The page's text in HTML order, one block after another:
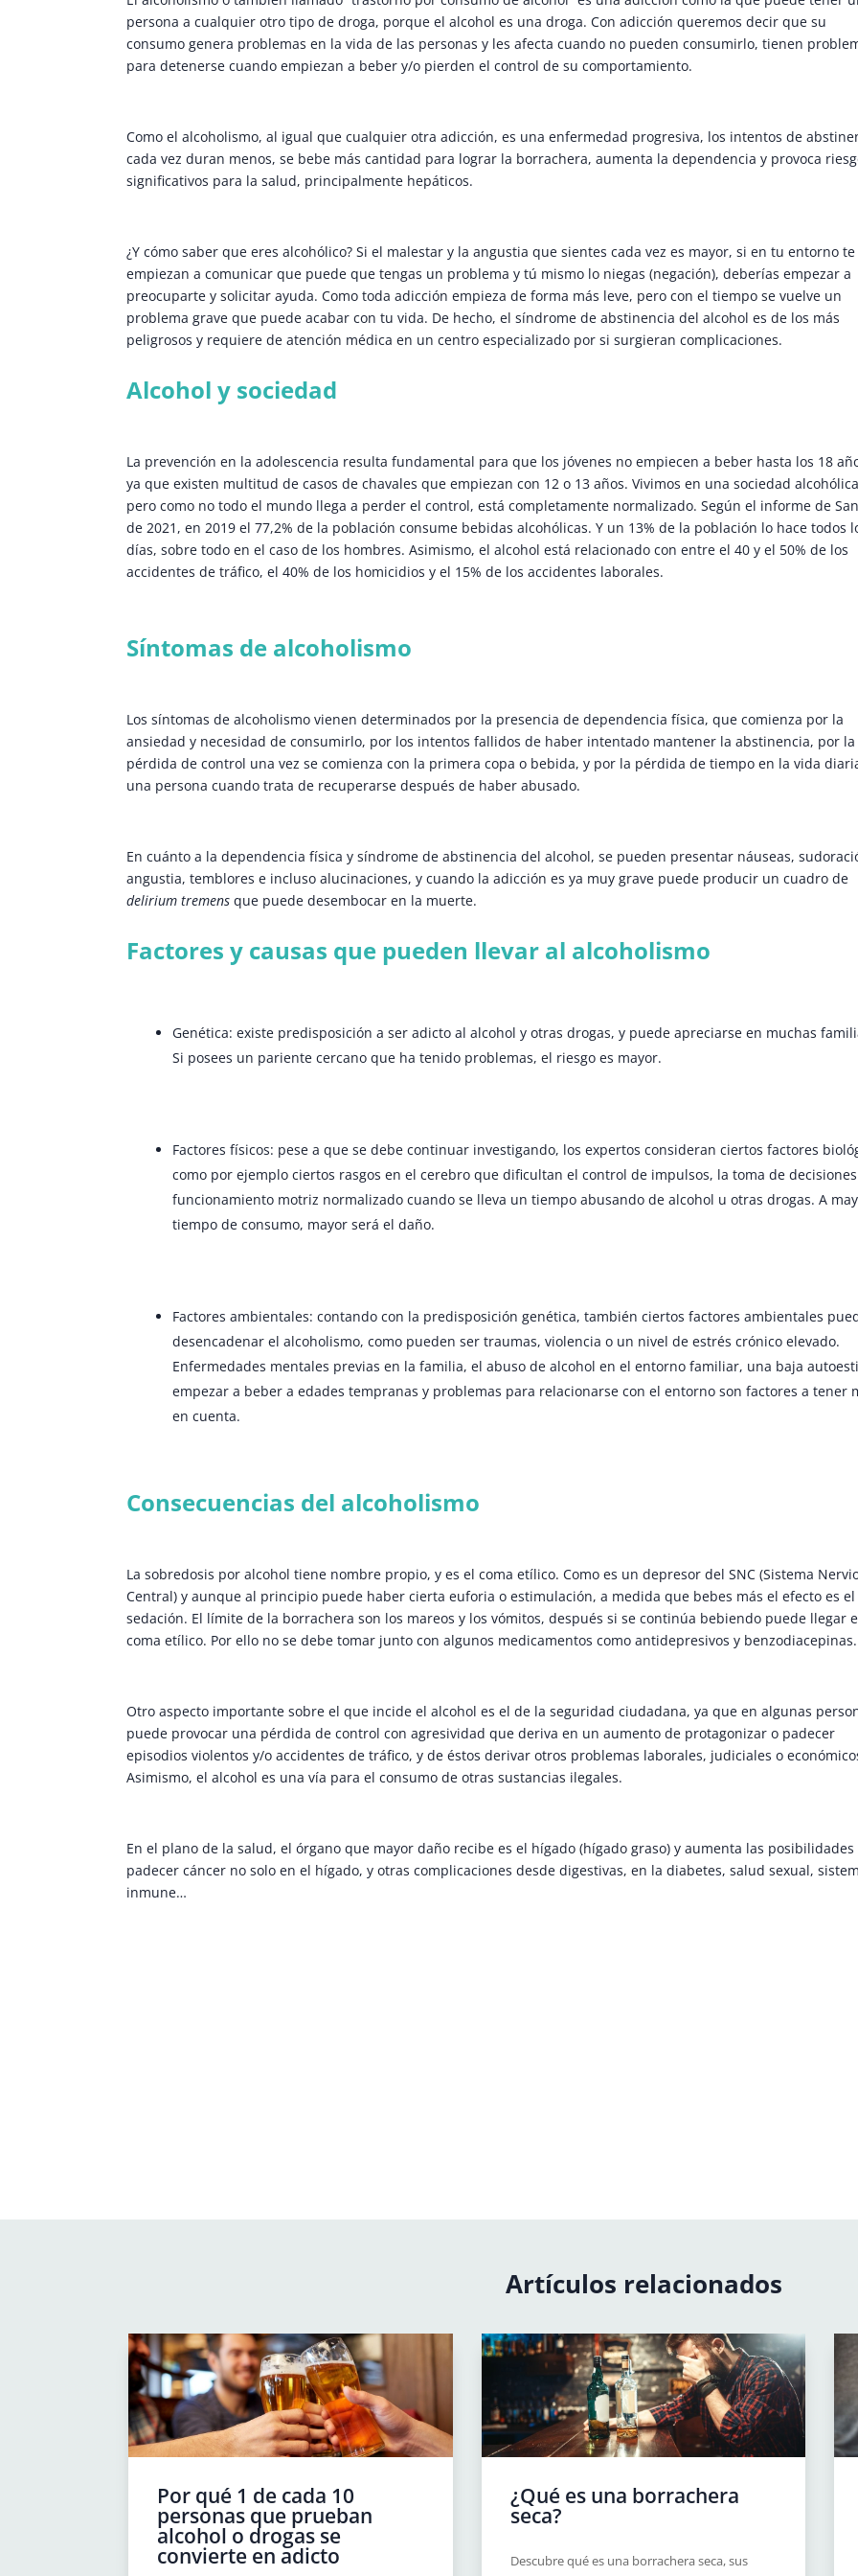
persona a cualquier otro tipo de droga, porque el alcohol es una droga. Con adicción queremos decir que su
consumo genera problemas en la vida de las personas y les afecta cuando no pueden consumirlo, tienen
para detenerse cuando empiezan a beber y/o pierden el control de su comportamiento.
Como el alcoholismo, al igual que cualquier otra adicción, es una enfermedad progresiva, los intentos de
cada vez duran menos, se bebe más cantidad para lograr la borrachera, aumenta la dependencia y provoca
significativos para la salud, principalmente hepáticos.
¿Y cómo saber que eres alcohólico? Si el malestar y la angustia que sientes cada vez es mayor, si en tu entorno te
empiezan a comunicar que puede que tengas un problema y tú mismo lo niegas (negación), deberías empezar a
preocuparte y solicitar ayuda. Como toda adicción empieza de forma más leve, pero con el tiempo se vuelve un
problema grave que puede acabar con tu vida. De hecho, el síndrome de abstinencia del alcohol es de los más
peligrosos y requiere de atención médica en un centro especializado por si surgieran complicaciones.
Alcohol y sociedad
La prevención en la adolescencia resulta fundamental para que los jóvenes no empiecen a beber hasta los 18
ya que existen multitud de casos de chavales que empiezan con 12 o 13 años. Vivimos en una sociedad
pero como no todo el mundo llega a perder el control, está completamente normalizado. Según el informe de
de 2021, en 2019 el 77,2% de la población consume bebidas alcohólicas. Y un 13% de la población lo hace todos
días, sobre todo en el caso de los hombres. Asimismo, el alcohol está relacionado con entre el 40 y el 50% de los
accidentes de tráfico, el 40% de los homicidios y el 15% de los accidentes laborales.
Síntomas de alcoholismo
Los síntomas de alcoholismo vienen determinados por la presencia de dependencia física, que comienza por la
ansiedad y necesidad de consumirlo, por los intentos fallidos de haber intentado mantener la abstinencia, por la
pérdida de control una vez se comienza con la primera copa o bebida, y por la pérdida de tiempo en la vida
una persona cuando trata de recuperarse después de haber abusado.
En cuánto a la dependencia física y síndrome de abstinencia del alcohol, se pueden presentar náuseas,
angustia, temblores e incluso alucinaciones, y cuando la adicción es ya muy grave puede producir un cuadro de
delirium tremens que puede desembocar en la muerte.
Factores y causas que pueden llevar al alcoholismo
Genética: existe predisposición a ser adicto al alcohol y otras drogas, y puede apreciarse en muchas
Si posees un pariente cercano que ha tenido problemas, el riesgo es mayor.
Factores físicos: pese a que se debe continuar investigando, los expertos consideran ciertos factores
como por ejemplo ciertos rasgos en el cerebro que dificultan el control de impulsos, la toma de
funcionamiento motriz normalizado cuando se lleva un tiempo abusando de alcohol u otras drogas. A
tiempo de consumo, mayor será el daño.
Factores ambientales: contando con la predisposición genética, también ciertos factores ambientales
desencadenar el alcoholismo, como pueden ser traumas, violencia o un nivel de estrés crónico elevado.
Enfermedades mentales previas en la familia, el abuso de alcohol en el entorno familiar, una baja
empezar a beber a edades tempranas y problemas para relacionarse con el entorno son factores a tener
en cuenta.
Consecuencias del alcoholismo
La sobredosis por alcohol tiene nombre propio, y es el coma etílico. Como es un depresor del SNC (Sistema
Central) y aunque al principio puede haber cierta euforia o estimulación, a medida que bebes más el efecto es
sedación. El límite de la borrachera son los mareos y los vómitos, después si se continúa bebiendo puede llegar
coma etílico. Por ello no se debe tomar junto con algunos medicamentos como antidepresivos y benzodiacepinas.
Otro aspecto importante sobre el que incide el alcohol es el de la seguridad ciudadana, ya que en algunas
puede provocar una pérdida de control con agresividad que deriva en un aumento de protagonizar o padecer
episodios violentos y/o accidentes de tráfico, y de éstos derivar otros problemas laborales, judiciales o
Asimismo, el alcohol es una vía para el consumo de otras sustancias ilegales.
En el plano de la salud, el órgano que mayor daño recibe es el hígado (hígado graso) y aumenta las posibilidades
padecer cáncer no solo en el hígado, y otras complicaciones desde digestivas, en la diabetes, salud sexual,
inmune…
Artículos relacionados
Por qué 1 de cada 10
personas que prueban
alcohol o drogas se
convierte en adicto
¿Qué es una borrachera
seca?
Descubre qué es una borrachera seca, sus